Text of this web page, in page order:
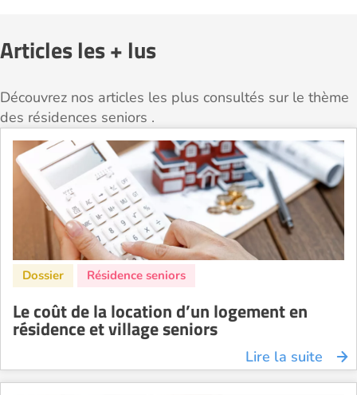
Articles les + lus
Découvrez nos articles les plus consultés sur le thème
des résidences seniors .
Le coût de la location d’un logement en
résidence et village seniors
Lire la suite